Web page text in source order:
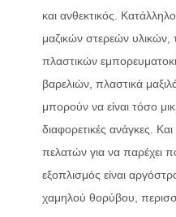
και ανθεκτικός.
μαζικών στερεών
πλαστικών
βαρελιών, πλαστικά
μπορούν να είναι τόσο
διαφορετικές ανάγκες.
πελατών για να παρέχει
εξοπλισμός είναι
χαμηλού θορύβου,